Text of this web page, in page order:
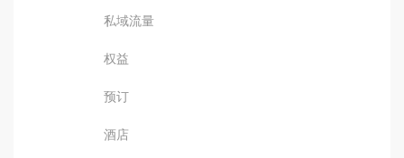
私域流量
权益
预订
酒店